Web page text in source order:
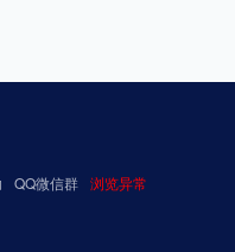
QQ微信群 浏览异常